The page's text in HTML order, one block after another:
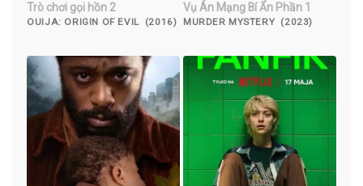
Trò chơi gọi hồn 2
OUIJA: ORIGIN OF EVIL (2016)
Vụ Án Mạng Bí Ẩn Phần 1
MURDER MYSTERY (2023)